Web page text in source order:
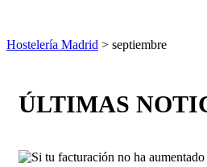
Hostelería Madrid > septiembre
ÚLTIMAS